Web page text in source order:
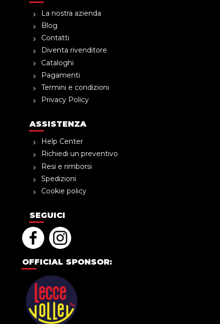
La nostra azienda
Blog
Contatti
Diventa rivenditore
Cataloghi
Pagamenti
Termini e condizioni
Privacy Policy
ASSISTENZA
Help Center
Richiedi un preventivo
Resi e rimborsi
Spedizioni
Cookie policy
SEGUICI
OFFICIAL SPONSOR: